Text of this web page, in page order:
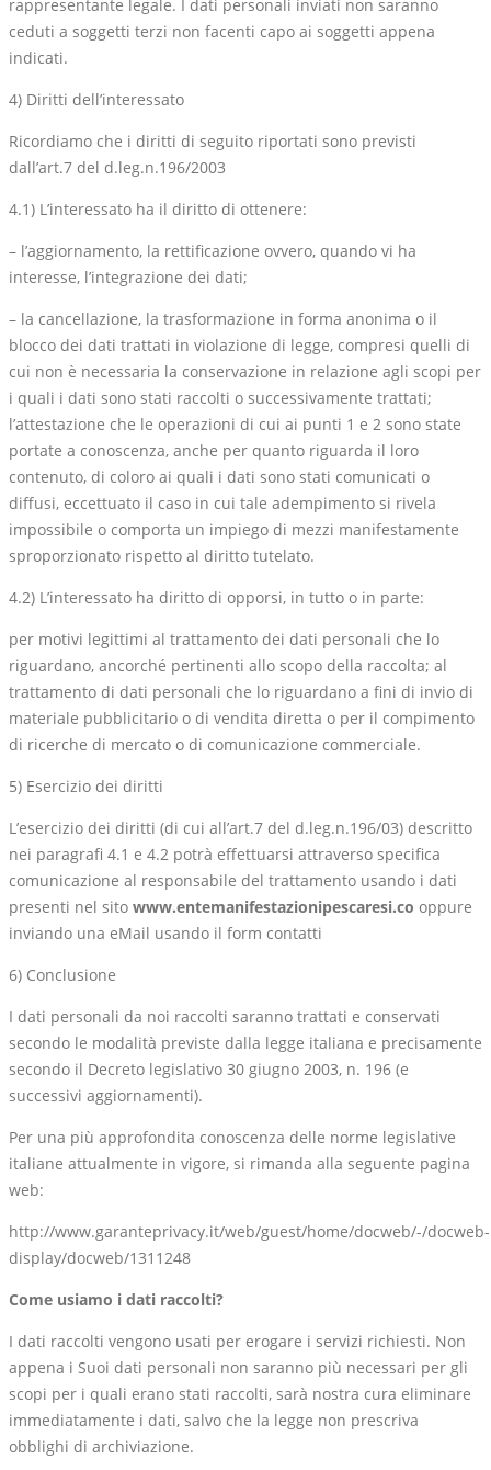
rappresentante legale. I dati personali inviati non saranno
ceduti a soggetti terzi non facenti capo ai soggetti appena
indicati.
4) Diritti dell’interessato
Ricordiamo che i diritti di seguito riportati sono previsti
dall’art.7 del d.leg.n.196/2003
4.1) L’interessato ha il diritto di ottenere:
– l’aggiornamento, la rettificazione ovvero, quando vi ha
interesse, l’integrazione dei dati;
– la cancellazione, la trasformazione in forma anonima o il
blocco dei dati trattati in violazione di legge, compresi quelli di
cui non è necessaria la conservazione in relazione agli scopi per
i quali i dati sono stati raccolti o successivamente trattati;
l’attestazione che le operazioni di cui ai punti 1 e 2 sono state
portate a conoscenza, anche per quanto riguarda il loro
contenuto, di coloro ai quali i dati sono stati comunicati o
diffusi, eccettuato il caso in cui tale adempimento si rivela
impossibile o comporta un impiego di mezzi manifestamente
sproporzionato rispetto al diritto tutelato.
4.2) L’interessato ha diritto di opporsi, in tutto o in parte:
per motivi legittimi al trattamento dei dati personali che lo
riguardano, ancorché pertinenti allo scopo della raccolta; al
trattamento di dati personali che lo riguardano a fini di invio di
materiale pubblicitario o di vendita diretta o per il compimento
di ricerche di mercato o di comunicazione commerciale.
5) Esercizio dei diritti
L’esercizio dei diritti (di cui all’art.7 del d.leg.n.196/03) descritto
nei paragrafi 4.1 e 4.2 potrà effettuarsi attraverso specifica
comunicazione al responsabile del trattamento usando i dati
presenti nel sito www.entemanifestazionipescaresi.co oppure
inviando una eMail usando il form contatti
6) Conclusione
I dati personali da noi raccolti saranno trattati e conservati
secondo le modalità previste dalla legge italiana e precisamente
secondo il Decreto legislativo 30 giugno 2003, n. 196 (e
successivi aggiornamenti).
Per una più approfondita conoscenza delle norme legislative
italiane attualmente in vigore, si rimanda alla seguente pagina
web:
http://www.garanteprivacy.it/web/guest/home/docweb/-/docweb-
display/docweb/1311248
Come usiamo i dati raccolti?
I dati raccolti vengono usati per erogare i servizi richiesti. Non
appena i Suoi dati personali non saranno più necessari per gli
scopi per i quali erano stati raccolti, sarà nostra cura eliminare
immediatamente i dati, salvo che la legge non prescriva
obblighi di archiviazione.